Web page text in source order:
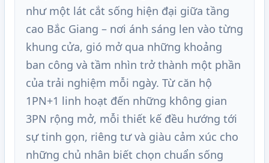
như một lát cắt sống hiện đại giữa tầng
cao Bắc Giang – nơi ánh sáng len vào từng
khung cửa, gió mở qua những khoảng
ban công và tầm nhìn trở thành một phần
của trải nghiệm mỗi ngày. Từ căn hộ
1PN+1 linh hoạt đến những không gian
3PN rộng mở, mỗi thiết kế đều hướng tới
sự tinh gọn, riêng tư và giàu cảm xúc cho
những chủ nhân biết chọn chuẩn sống